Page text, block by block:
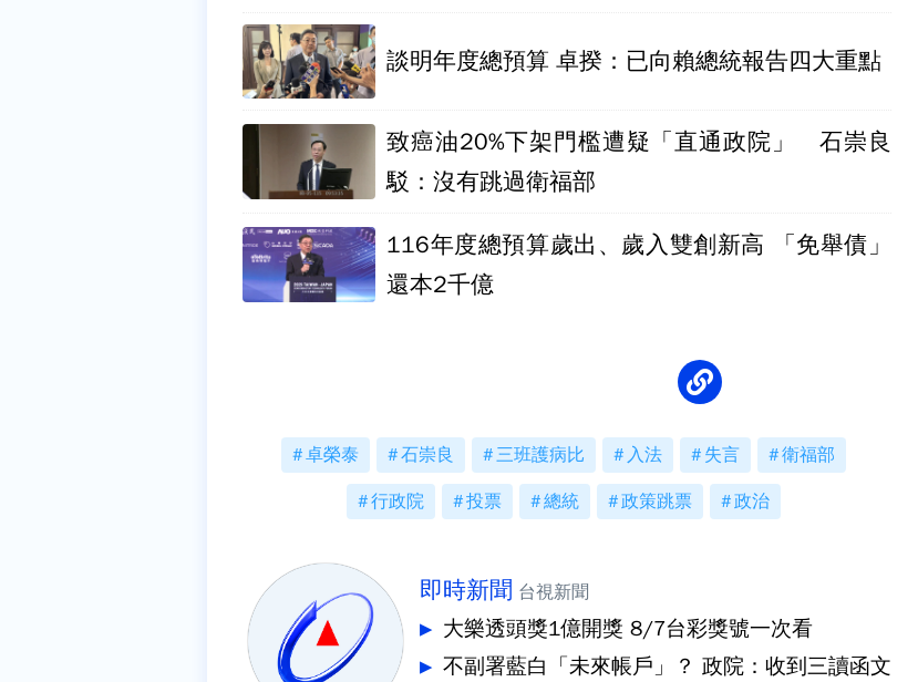
談明年度總預算 卓揆：已向賴總統報告四大重點
致癌油20%下架門檻遭疑「直通政院」 石崇良
駁：沒有跳過衛福部
116年度總預算歲出、歲入雙創新高 「免舉債」
還本2千億
卓榮泰 石崇良 三班護病比 入法 失言 衛福部
行政院 投票 總統 政策跳票 政治
即時新聞 台視新聞
大樂透頭獎1億開獎 8/7台彩獎號一次看
不副署藍白「未來帳戶」？ 政院：收到三讀函文